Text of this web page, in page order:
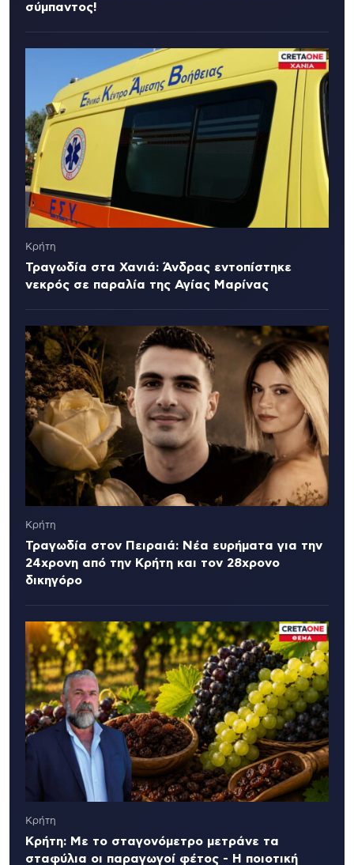
σύμπαντος!
Κρήτη
Τραγωδία στα Χανιά: Άνδρας εντοπίστηκε
νεκρός σε παραλία της Αγίας Μαρίνας
Κρήτη
Τραγωδία στον Πειραιά: Νέα ευρήματα για την
24χρονη από την Κρήτη και τον 28χρονο
δικηγόρο
Κρήτη
Κρήτη: Με το σταγονόμετρο μετράνε τα
σταφύλια οι παραγωγοί φέτος - Η ποιοτική